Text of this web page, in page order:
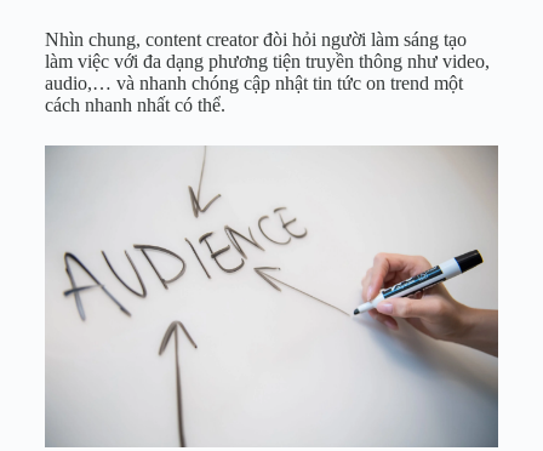
Nhìn chung, content creator đòi hỏi người làm sáng tạo
làm việc với đa dạng phương tiện truyền thông như video,
audio,… và nhanh chóng cập nhật tin tức on trend một
cách nhanh nhất có thể.